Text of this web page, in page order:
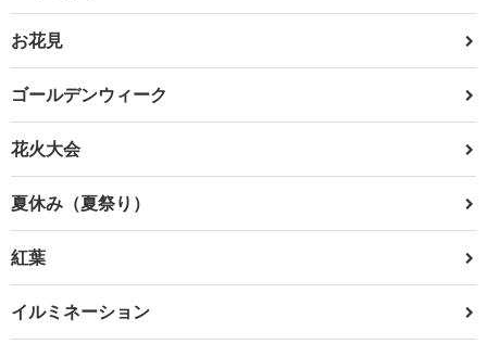
お花見
ゴールデンウィーク
花火大会
夏休み（夏祭り）
紅葉
イルミネーション